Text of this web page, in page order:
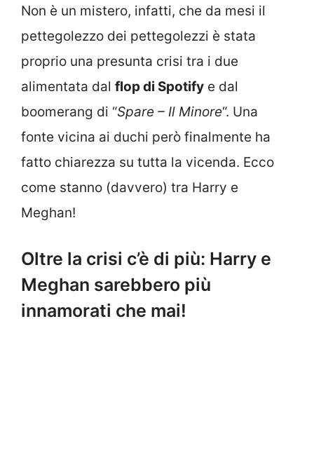
Non è un mistero, infatti, che da mesi il
pettegolezzo dei pettegolezzi è stata
proprio una presunta crisi tra i due
alimentata dal flop di Spotify e dal
boomerang di “Spare – Il Minore“. Una
fonte vicina ai duchi però finalmente ha
fatto chiarezza su tutta la vicenda. Ecco
come stanno (davvero) tra Harry e
Meghan!
Oltre la crisi c’è di più: Harry e
Meghan sarebbero più
innamorati che mai!